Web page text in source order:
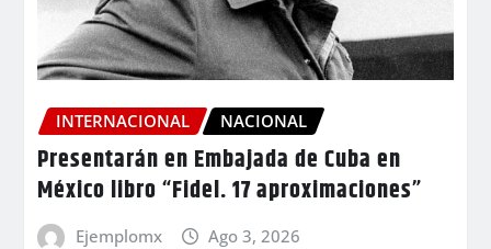
INTERNACIONAL NACIONAL
Presentarán en Embajada de Cuba en
México libro “Fidel. 17 aproximaciones”
Ejemplomx Ago 3, 2026